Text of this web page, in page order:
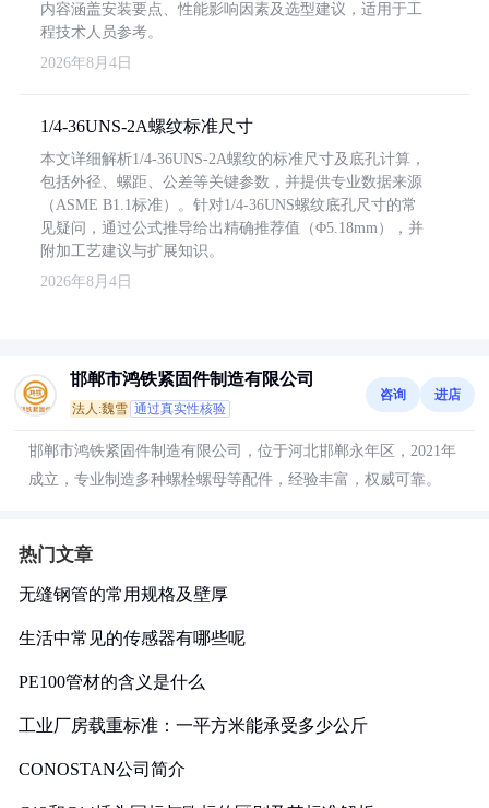
内容涵盖安装要点、性能影响因素及选型建议，适用于工
程技术人员参考。
2026年8月4日
1/4-36UNS-2A螺纹标准尺寸
本文详细解析1/4-36UNS-2A螺纹的标准尺寸及底孔计算，
包括外径、螺距、公差等关键参数，并提供专业数据来源
（ASME B1.1标准）。针对1/4-36UNS螺纹底孔尺寸的常
见疑问，通过公式推导给出精确推荐值（Φ5.18mm），并
附加工艺建议与扩展知识。
2026年8月4日
邯郸市鸿铁紧固件制造有限公司
法人:魏雪 通过真实性核验
咨询 进店
邯郸市鸿铁紧固件制造有限公司，位于河北邯郸永年区，2021年
成立，专业制造多种螺栓螺母等配件，经验丰富，权威可靠。
热门文章
无缝钢管的常用规格及壁厚
生活中常见的传感器有哪些呢
PE100管材的含义是什么
工业厂房载重标准：一平方米能承受多少公斤
CONOSTAN公司简介